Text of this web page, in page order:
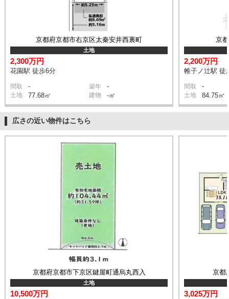
京都府京都市右京区太秦安井西裏町
土地
2,300万円
花園駅 徒歩6分
間取 - 築年 -
土地 77.68㎡ 建物 -㎡
京
2,200万円
帷子ノ辻駅 徒
間取 -
土地 84.75㎡
広さの近い物件はこちら
京都府京都市下京区鍵屋町通烏丸西入
土地
10,500万円
京都
3,025万円